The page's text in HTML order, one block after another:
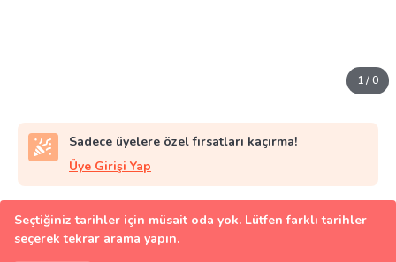
1/0
Sadece üyelere özel fırsatları kaçırma!
Üye Girişi Yap
Seçtiğiniz tarihler için müsait oda yok. Lütfen farklı tarihler
seçerek tekrar arama yapın.